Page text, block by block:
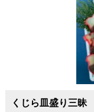
くじら皿盛り三昧